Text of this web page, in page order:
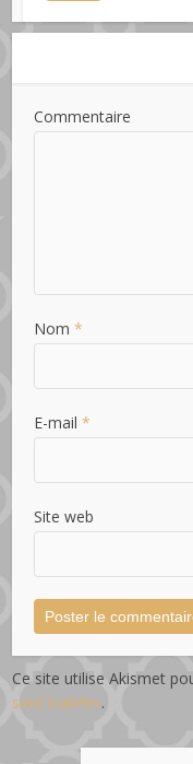
Commentaire
Nom*
E-mail*
Site web
Ce site utilise Akismet
sont traitées.